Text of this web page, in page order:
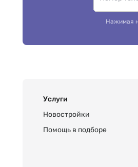
Нажимая
Услуги
Новостройки
Помощь в подборе